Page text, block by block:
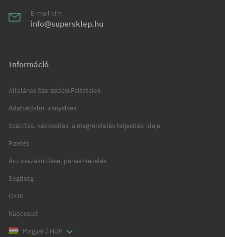
E-mail cím
info@supersklep.hu
Információ
Általános Szerződési Feltételek
Adatvédelmi irányelvek
Szállítás, kézbesítés, a megrendelés teljesítési ideje
Fizetés
Áru visszaküldése, panaszkezelés
Segítség
GYIK
Kapcsolat
Magyar / HUF